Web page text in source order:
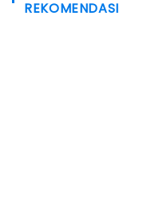
REKOMENDASI